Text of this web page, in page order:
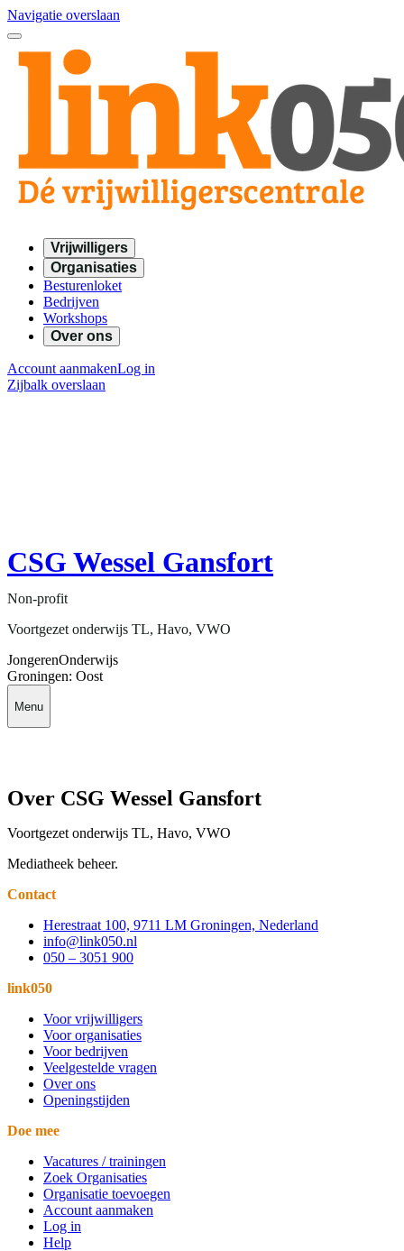
Navigatie overslaan
Vrijwilligers
Organisaties
Besturenloket
Bedrijven
Workshops
Over ons
Account aanmakenLog in
Zijbalk overslaan
CSG Wessel Gansfort
Non-profit
Voortgezet onderwijs TL, Havo, VWO
JongerenOnderwijs
Groningen: Oost
Menu
Over CSG Wessel Gansfort
Voortgezet onderwijs TL, Havo, VWO
Mediatheek beheer.
Contact
Herestraat 100, 9711 LM Groningen, Nederland
info@link050.nl
050 – 3051 900
link050
Voor vrijwilligers
Voor organisaties
Voor bedrijven
Veelgestelde vragen
Over ons
Openingstijden
Doe mee
Vacatures / trainingen
Zoek Organisaties
Organisatie toevoegen
Account aanmaken
Log in
Help